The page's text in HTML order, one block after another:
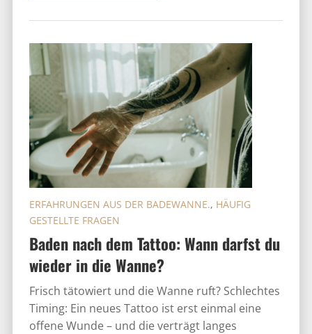
Baden nach dem Tattoo: Wann darfst du
wieder in die Wanne?
ERFAHRUNGEN AUS DER BADEWANNE., HÄUFIG
GESTELLTE FRAGEN
Frisch tätowiert und die Wanne ruft? Schlechtes
Timing: Ein neues Tattoo ist erst einmal eine
offene Wunde – und die verträgt langes